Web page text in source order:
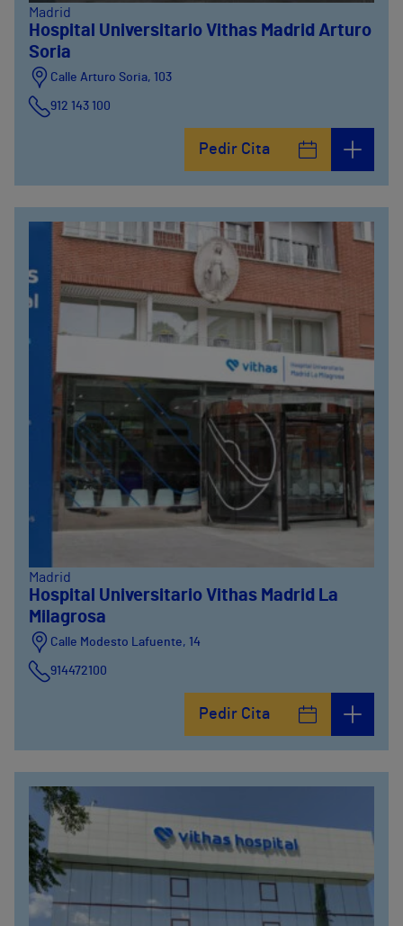
Madrid
Hospital Universitario Vithas Madrid Arturo
Soria
Calle Arturo Soria, 103
912 143 100
912 143 100
Pedir Cita
Madrid
Hospital Universitario Vithas Madrid La
Milagrosa
Calle Modesto Lafuente, 14
914472100
Pedir Cita